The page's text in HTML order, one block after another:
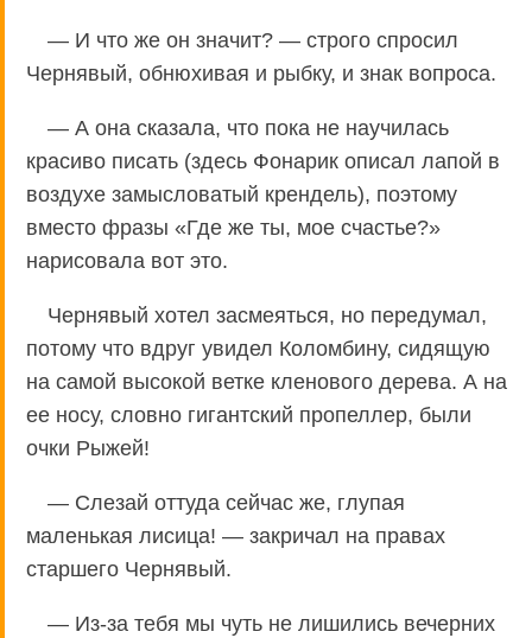
— И что же он значит? — строго спросил
Чернявый, обнюхивая и рыбку, и знак вопроса.
— А она сказала, что пока не научилась
красиво писать (здесь Фонарик описал лапой в
воздухе замысловатый крендель), поэтому
вместо фразы «Где же ты, мое счастье?»
нарисовала вот это.
Чернявый хотел засмеяться, но передумал,
потому что вдруг увидел Коломбину, сидящую
на самой высокой ветке кленового дерева. А на
ее носу, словно гигантский пропеллер, были
очки Рыжей!
— Слезай оттуда сейчас же, глупая
маленькая лисица! — закричал на правах
старшего Чернявый.
— Из-за тебя мы чуть не лишились вечерних